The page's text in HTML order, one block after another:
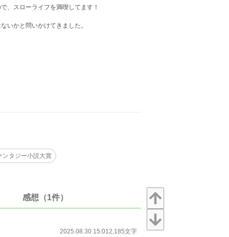
、スローライフを満喫してます！
いかと問いかけてきました。
ンタジー小説大賞
感想（1件）
2025.08.30 15:012,185文字